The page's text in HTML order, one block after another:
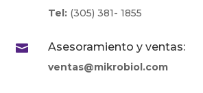
Tel: (305) 381- 1855
 Asesoramiento y ventas:
ventas@mikrobiol.com